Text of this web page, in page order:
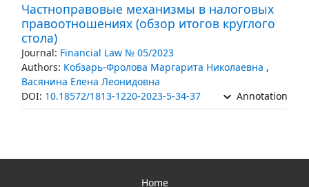
Частноправовые механизмы в налоговых
правоотношениях (обзор итогов круглого
стола)
Journal: Financial Law № 05/2023
Authors: Кобзарь-Фролова Маргарита Николаевна ,
Васянина Елена Леонидовна
DOI: 10.18572/1813-1220-2023-5-34-37 Annotation
Home